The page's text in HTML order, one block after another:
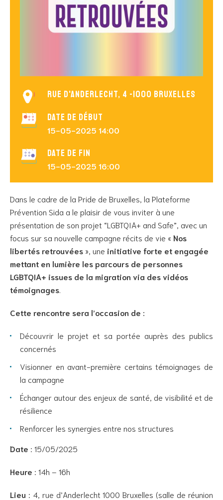
Rue d'Anderlecht, 4 -1000 Bruxelles
Date de début
15-05-2025 14:00
Date de fin
15-05-2025 16:00
Dans le cadre de la Pride de Bruxelles, la Plateforme
Prévention Sida a le plaisir de vous inviter à une
présentation de son projet “LGBTQIA+ and Safe”, avec un
focus sur sa nouvelle campagne récits de vie « Nos
libertés retrouvées », une initiative forte et engagée
mettant en lumière les parcours de personnes
LGBTQIA+ issues de la migration via des vidéos
témoignages
Cette rencontre sera l’occasion de :
Découvrir le projet et sa portée auprès des publics
concernés
Visionner en avant-première certains témoignages de
la campagne
Échanger autour des enjeux de santé, de visibilité et de
résilience
Renforcer les synergies entre nos structures
Date : 15/05/2025
Heure : 14h – 16h
Lieu : 4, rue d’Anderlecht 1000 Bruxelles (salle de réunion